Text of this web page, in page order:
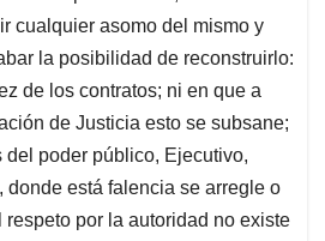
cualquier asomo del mismo y
la posibilidad de reconstruirlo:
de los contratos; ni en que a
de Justicia esto se subsane;
del poder público, Ejecutivo,
donde está falencia se arregle o
por la autoridad no existe